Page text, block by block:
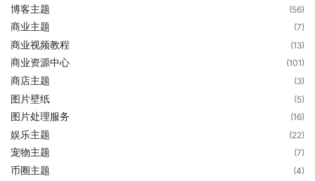
博客主题 (56)
商业主题 (7)
商业视频教程 (13)
商业资源中心 (101)
商店主题 (3)
图片壁纸 (5)
图片处理服务 (16)
娱乐主题 (22)
宠物主题 (7)
币圈主题 (4)